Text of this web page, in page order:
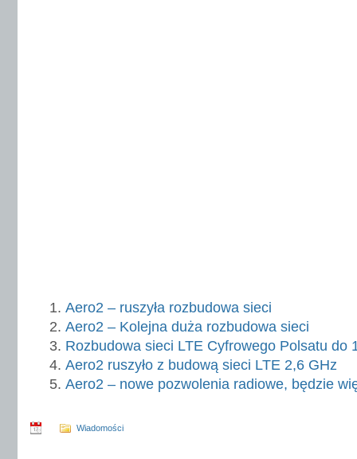
Aero2 – ruszyła rozbudowa sieci
Aero2 – Kolejna duża rozbudowa sieci
Rozbudowa sieci LTE Cyfrowego Polsatu do
Aero2 ruszyło z budową sieci LTE 2,6 GHz
Aero2 – nowe pozwolenia radiowe, będzie
Wiadomości